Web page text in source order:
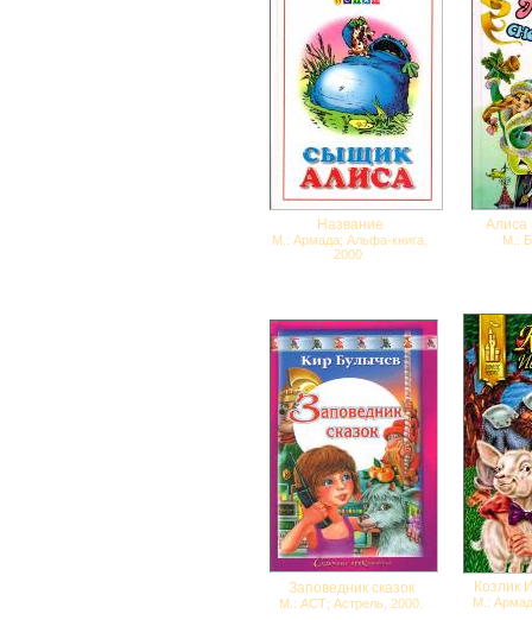
Название
М.: Армада; Альфа-книга,
2000.
Алиса
М.:
Козлик
М.:
Заповедник сказок
М.: АСТ; Астрель, 2000.